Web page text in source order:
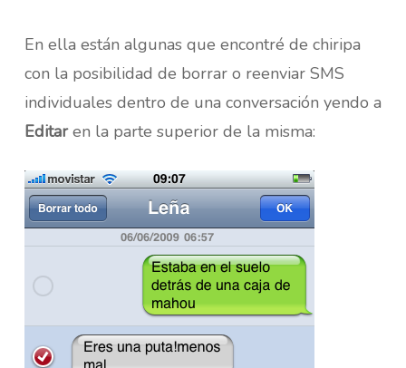
En ella están algunas que encontré de chiripa
con la posibilidad de borrar o reenviar SMS
individuales dentro de una conversación yendo a
Editaren la parte superior de la misma: